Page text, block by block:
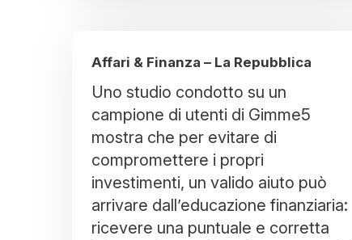
Affari & Finanza – La Repubblica
Uno studio condotto su un
campione di utenti di Gimme5
mostra che per evitare di
compromettere i propri
investimenti, un valido aiuto può
arrivare dall’educazione finanziaria:
ricevere una puntuale e corretta